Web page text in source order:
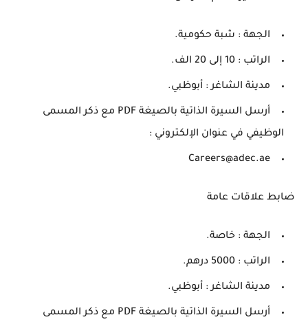
الجهة : شبة حكومية.
الراتب : 10 إلى 20 الف.
مدينة الشاغر : أبوظبي.
أرسل السيرة الذاتية بالصيغة PDF مع ذكر المسمى
الوظيفي في عنوان الإلكتروني :
Careers@adec.ae
ضابط علاقات عامة
الجهة : خاصة.
الراتب : 5000 درهم.
مدينة الشاغر : أبوظبي.
أرسل السيرة الذاتية بالصيغة PDF مع ذكر المسمى